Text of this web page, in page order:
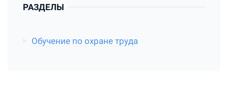
РАЗДЕЛЫ
Обучение по охране труда